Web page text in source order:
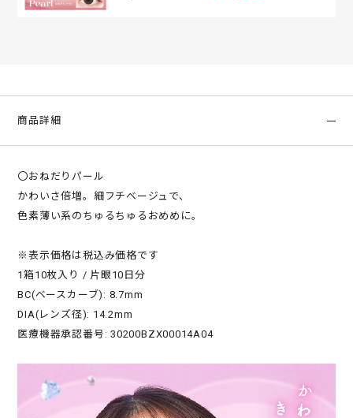
商品詳細
〇おねだりパール
かわいさ倍増。細フチベージュで、
色素薄い系のちゅるちゅるおめめに。
※表示価格は税込み価格です
1箱10枚入り / 片眼10日分
BC(ベースカーブ): 8.7mm
DIA(レンズ径): 14.2mm
医療機器承認番号: 30200BZX00014A04